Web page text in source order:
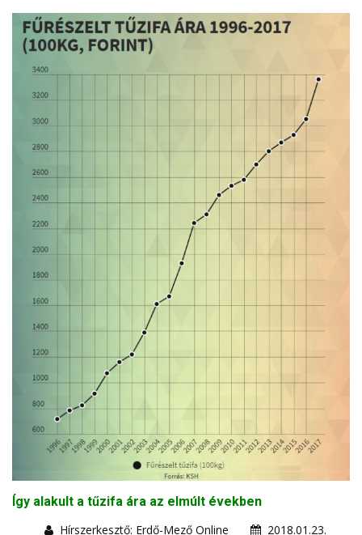
Így alakult a tűzifa ára az elmúlt években
Hírszerkesztő: Erdő-Mező Online
2018.01.23.